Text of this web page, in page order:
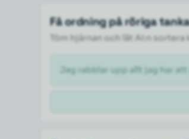
Få ordning på röriga
Töm hjärnan och låt AI:n
Jag rabblar upp allt jag har